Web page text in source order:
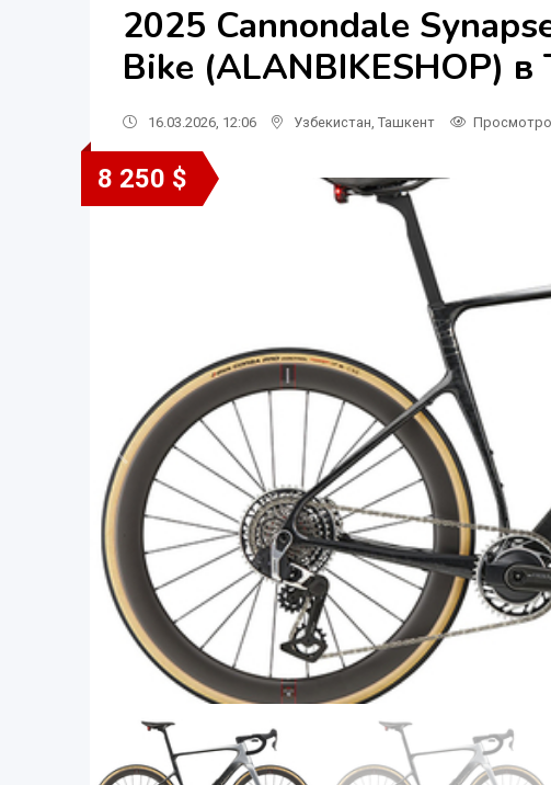
2025 Cannondale
Bike (ALANBIKESHOP) в
16.03.2026, 12:06 Узбекистан Ташкент
8 250 $